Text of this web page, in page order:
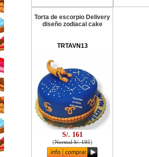
Torta de escorpio Delivery
diseño zodiacal cake
TRTAVN13
S/. 161
(Normal S/. 195)